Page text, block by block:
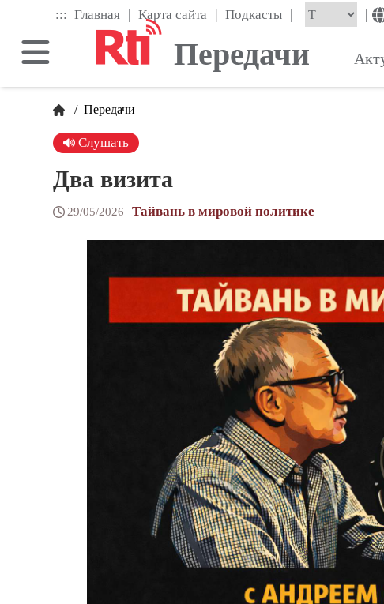
main
content
::: Главная | Карта сайта | Подкасты | |
Передачи |
/ Передачи
Слушать
Два визита
29/05/2026 Тайвань в мировой политике